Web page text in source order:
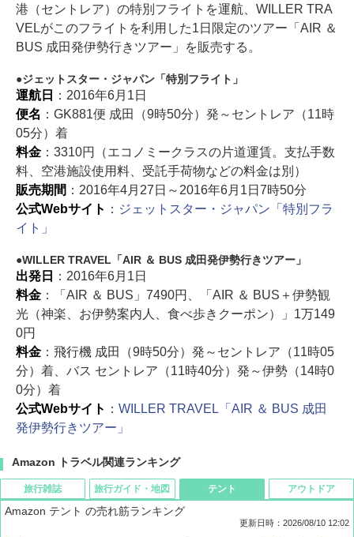
港（セントレア）の特別フライトを運航、WILLER TRA
VELがこのフライトを利用した1日限定のツアー「AIR ＆
BUS 成田発伊勢行きツアー」を販売する。
ジェットスター・ジャパン「特別フライト」
運航日
：2016年6月1日
便名 ：GK881便 成田（9時50分）発～セントレア（11時
05分）着
料金：3310円（エコノミークラスの片道運賃。支払手数
料、空港施設使用料、受託手荷物などの料金は別）
販売期間 ：2016年4月27日～2016年6月1日7時50分
公式Webサイト ： ジェットスター・ジャパン「特別フラ
イト」
WILLER TRAVEL「AIR ＆ BUS 成田発伊勢行きツアー」
出発日
：2016年6月1日
料金：「AIR ＆ BUS」7490円、「AIR ＆ BUS＋伊勢観
光（神楽、お伊勢案内人、食べ歩きクーポン）」1万149
0円
料金：飛行機 成田（9時50分）発～セントレア（11時05
分）着、バス セントレア（11時40分）発～伊勢（14時0
0分）着
公式Webサイト ： WILLER TRAVEL「AIR ＆ BUS 成田
発伊勢行きツアー」
Amazon トラベル関連ランキング
旅行雑誌 旅行ガイド・地図 テント
Amazon テント の売れ筋ランキング
更新日時：2026/08/10 12:02
アウトドア